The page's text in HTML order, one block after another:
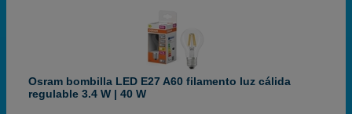
Osram bombilla LED E27 A60 filamento luz cálida
regulable 3.4 W | 40 W